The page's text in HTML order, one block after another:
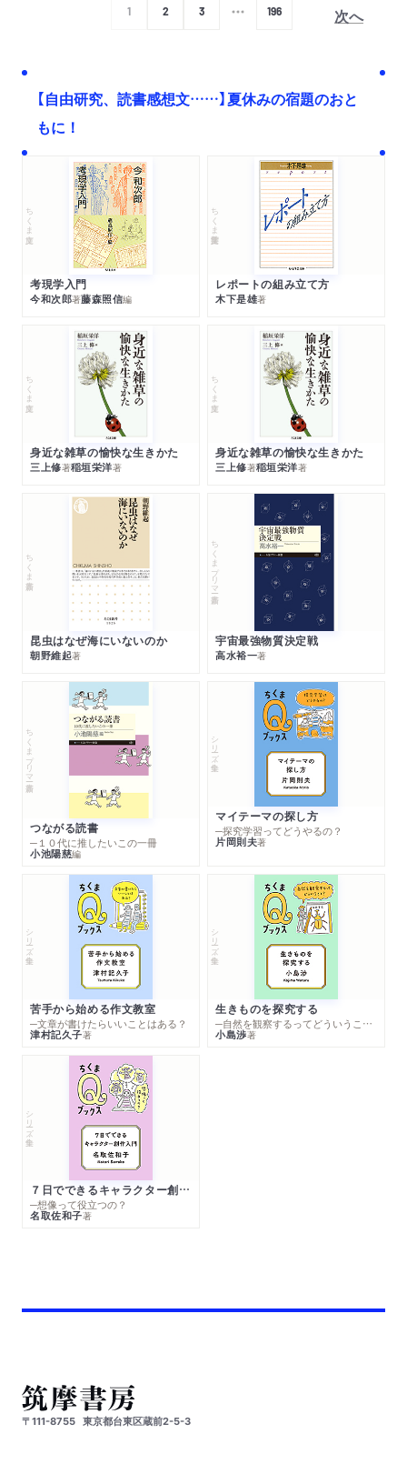
1 2 3 196 次へ
【自由研究、読書感想文……】夏休みの宿題のおと
もに！
ちくま文庫
考現学入門
今和次郎著藤森照信編
ちくま学芸文庫
レポートの組み立て方
木下是雄著
ちくま文庫
身近な雑草の愉快な生きかた
三上修著稲垣栄洋著
ちくま文庫
身近な雑草の愉快な生きかた
三上修著稲垣栄洋著
ちくま新書
昆虫はなぜ海にいないのか
朝野維起著
ちくまプリマー新書
宇宙最強物質決定戦
高水裕一著
ちくまプリマー新書
つながる読書
─１０代に推したいこの一冊
小池陽慈編
シリーズ・全集
マイテーマの探し方
─探究学習ってどうやるの？
片岡則夫著
シリーズ・全集
苦手から始める作文教室
─文章が書けたらいいことはある？
津村記久子著
シリーズ・全集
生きものを探究する
─自然を観察するってどういうこと？
小島渉著
シリーズ・全集
７日でできるキャラクター創作入門
─想像って役立つの？
名取佐和子著
〒111-8755 東京都台東区蔵前2-5-3